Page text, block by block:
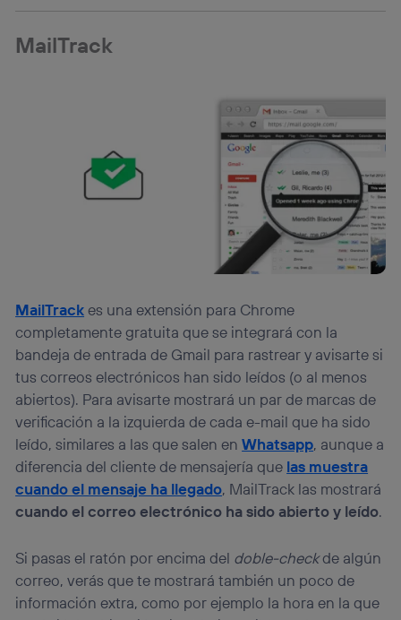
MailTrack
MailTrackes una extensión para Chrome
completamente gratuita que se integrará con la
bandeja de entrada de Gmail para rastrear y avisarte si
tus correos electrónicos han sido leídos (o al menos
abiertos). Para avisarte mostrará un par de marcas de
verificación a la izquierda de cada e-mail que ha sido
leído, similares a las que salen enWhatsapp, aunque a
diferencia del cliente de mensajería que las muestra
cuando el mensaje ha llegado, MailTrack las mostrará
cuando el correo electrónico ha sido abierto y leído.
Si pasas el ratón por encima del doble-checkde algún
correo, verás que te mostrará también un poco de
información extra, como por ejemplo la hora en la que
lo que cualquier persona que conecte su dispositivo y
consienta el uso de la tecnología recibirá el mismo
el marketing o análisis se realizará en función de las
actividades de navegación de los miembros del hogar
que hayan dado su consentimiento.
Si utilizas
datos móviles
, el marketing será más
personalizado, ya que se basará únicamente en la
navegación del usuario del móvil.
Puedes gestionar los consentimientos Utiq seleccionando
“Administrar Utiq” en la parte inferior de esta página web o
portal de privacidad de Utiq
. Para más información, consulta